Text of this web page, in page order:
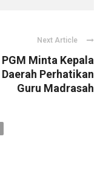
Next Article
PGM Minta Kepala
Daerah Perhatikan
Guru Madrasah